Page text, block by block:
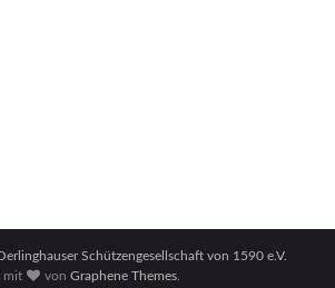
Schützengesellschaft von 1590 e.V.
mit
vonGraphene Themes